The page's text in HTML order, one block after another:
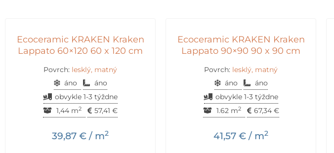
Ecoceramic KRAKEN Kraken
Lappato 60×120 60 x 120 cm
Povrch: lesklý, matný
áno
áno
obvykle 1-3 týždne
1,44 m2 57,41 €
39,87 € / m2
Ecoceramic KRAKEN Kraken
Lappato 90×90 90 x 90 cm
Povrch: lesklý, matný
áno
áno
obvykle 1-3 týždne
1.62 m2 67,34 €
41,57 € / m2